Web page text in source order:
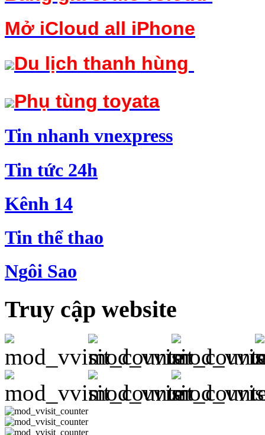
Mở iCloud all iPhone
Du lịch thanh hùng
Phụ tùng toyata
Tin nhanh vnexpress
Tin tức 24h
Kênh 14
Tin thể thao
Ngôi Sao
Truy cập website